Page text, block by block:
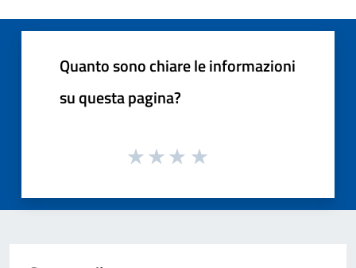
Quanto sono chiare le informazioni
su questa pagina?